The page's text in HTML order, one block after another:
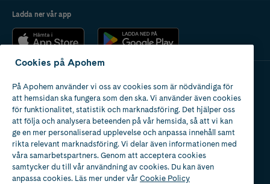
Ladda ner vår app
Apotek med tillstånd
av Läkemedelsverket
2024
Cookies på Apohem
På Apohem använder vi oss av cookies som är nödvändiga för
att hemsidan ska fungera som den ska. Vi använder även cookies
för funktionalitet, statistik och marknadsföring. Det hjälper oss
att följa och analysera beteenden på vår hemsida, så att vi kan
ge en mer personaliserad upplevelse och anpassa innehåll samt
rikta relevant marknadsföring. Vi delar även informationen med
våra samarbetspartners. Genom att acceptera cookies
samtycker du till vår användning av cookies. Du kan även
anpassa cookies. Läs mer under vårCookie Policy